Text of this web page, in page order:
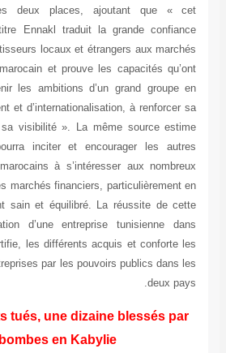
franc succès sur les deux places,
engouement pour le titre Ennakl traduit la
qu’accordent les investisseurs locaux et
financiers tunisien et marocain et prouve les
ces marchés à soutenir les ambitions d’un
quête de développement et
notoriété et améliorer sa visibilité ». La
que cette réussite pourra inciter et
groupes tunisiens et marocains à
avantages qu’offrent les marchés financiers,
termes de financement sain et équilibré. La
première double cotation d’une entreprise
l’espace maghrébin fortifie, les différents
multiples initiatives entreprises par les
Algérie: 4 soldats tués, une
des bombes en Kabylie